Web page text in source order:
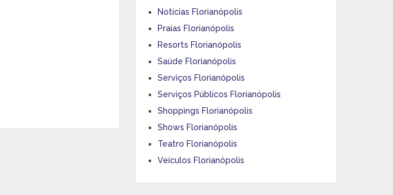
Notícias Florianópolis
Praias Florianópolis
Resorts Florianópolis
Saúde Florianópolis
Serviços Florianópolis
Serviços Públicos Florianópolis
Shoppings Florianópolis
Shows Florianópolis
Teatro Florianópolis
Veículos Florianópolis